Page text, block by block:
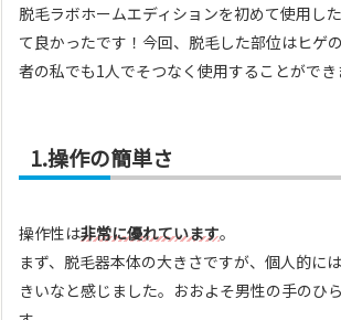
脱毛ラボホームエディションを初めて使用し
て良かったです！今回、脱毛した部位はヒゲ
者の私でも1人でそつなく使用することができ
1.操作の簡単さ
操作性は非常に優れています。
まず、脱毛器本体の大きさですが、個人的に
きいなと感じました。おおよそ男性の手のひ